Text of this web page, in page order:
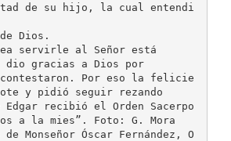
de su hijo, la cual entendi
Dios.
servirle al Señor está
dio gracias a Dios por
Por eso la felicie
y pidió seguir rezando
recibió el Orden Sacerpo
a la mies”. Foto: G. Mora
Monseñor Óscar Fernández, O